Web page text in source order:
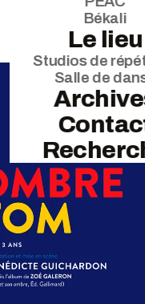
Békali
Le lieu
Studios de
Salle de